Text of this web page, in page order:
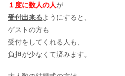
１度に数人の人が
受付出来るようにすると、
ゲストの方も
受付をしてくれる人も、
負担が少なくて済みます。